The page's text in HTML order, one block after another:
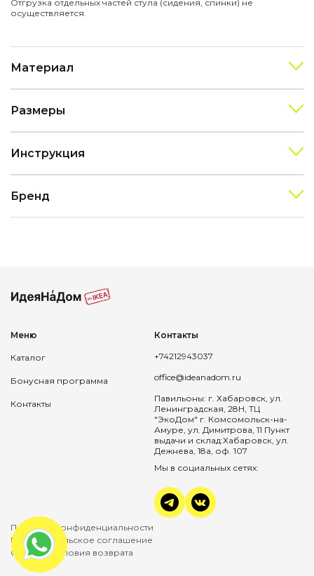
Отгрузка отдельных частей стула (сидения, спинки) не
осуществляется.
Материал
Размеры
Инструкция
Бренд
Меню
Каталог
Бонусная программа
Контакты
Контакты
+74212943037
office@ideanadom.ru
Павильоны: г. Хабаровск, ул.
Ленинградская, 28Н, ТЦ
"ЭкоДом" г. Комсомольск-на-
Амуре, ул. Димитрова, 11 Пункт
выдачи и склад:Хабаровск, ул.
Дежнева, 18а, оф. 107
Мы в социальных сетях:
Политика конфиденциальности
Пользовательское соглашение
Оплата и условия возврата